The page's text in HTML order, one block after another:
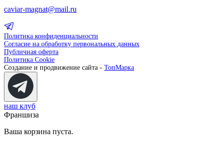
caviar-magnat@mail.ru
Политика конфиденциальности
Согласие на обработку первональных данных
Публичная оферта
Политика Cookie
Создание и продвижение сайта - ТопМарка
наш клуб
Франшиза
Ваша корзина пуста.